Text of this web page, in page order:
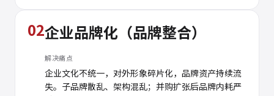
02企业品牌化（品牌整合）
解决痛点
企业文化不统一，对外形象碎片化，品牌资产持续流
失。子品牌散乱、架构混乱；并购扩张后品牌内耗严